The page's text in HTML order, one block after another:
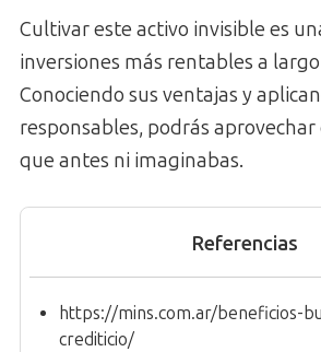
Cultivar este activo invisible es
inversiones más rentables a
Conociendo sus ventajas y
responsables, podrás
que antes ni imaginabas.
Referencias
https://mins.com.ar/beneficios-
crediticio/